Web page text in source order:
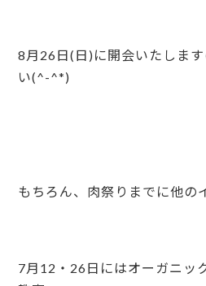
8月26日(日)に開会いたしま
い(^-^*)
もちろん、肉祭りまでに他の
7月12・26日にはオーガニッ